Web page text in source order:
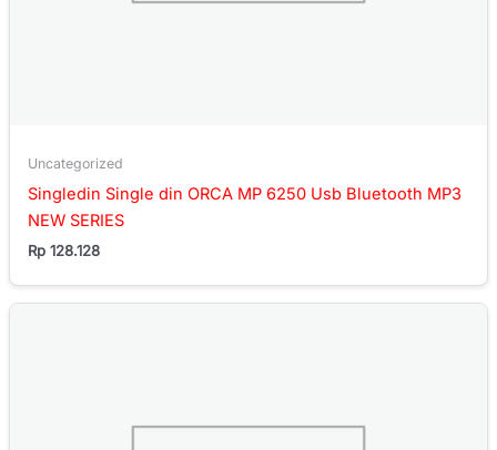
Uncategorized
Singledin Single din ORCA MP 6250 Usb Bluetooth MP3
NEW SERIES
Rp 128.128